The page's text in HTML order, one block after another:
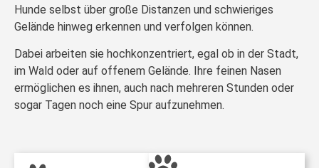
Hunde selbst über große Distanzen und schwieriges
Gelände hinweg erkennen und verfolgen können.
Dabei arbeiten sie hochkonzentriert, egal ob in der Stadt,
im Wald oder auf offenem Gelände. Ihre feinen Nasen
ermöglichen es ihnen, auch nach mehreren Stunden oder
sogar Tagen noch eine Spur aufzunehmen.